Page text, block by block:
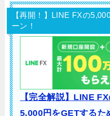
【再開！】LINE FXの
ーン！
【完全解説】LINE
5,000円をGETするた